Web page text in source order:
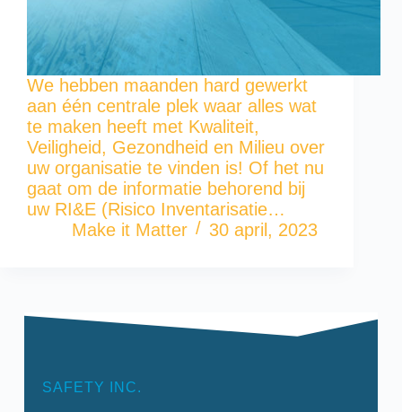
We hebben maanden hard gewerkt
aan één centrale plek waar alles wat
te maken heeft met Kwaliteit,
Veiligheid, Gezondheid en Milieu over
uw organisatie te vinden is! Of het nu
gaat om de informatie behorend bij
uw RI&E (Risico Inventarisatie…
Make it Matter
30 april, 2023
SAFETY INC.